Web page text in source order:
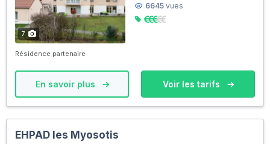
7
6645 vues
Résidence partenaire
En savoir plus Voir les tarifs
EHPAD les Myosotis